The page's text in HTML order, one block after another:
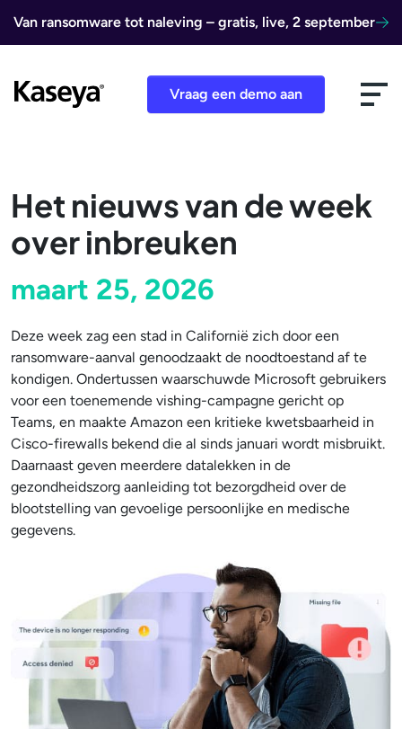
Van ransomware tot naleving – gratis, live, 2 september
Vraag een demo aan
Het nieuws van de week
over inbreuken
maart 25, 2026
Deze week zag een stad in Californië zich door een
ransomware-aanval genoodzaakt de noodtoestand af te
kondigen. Ondertussen waarschuwde Microsoft gebruikers
voor een toenemende vishing-campagne gericht op
Teams, en maakte Amazon een kritieke kwetsbaarheid in
Cisco-firewalls bekend die al sinds januari wordt misbruikt.
Daarnaast geven meerdere datalekken in de
gezondheidszorg aanleiding tot bezorgdheid over de
blootstelling van gevoelige persoonlijke en medische
gegevens.